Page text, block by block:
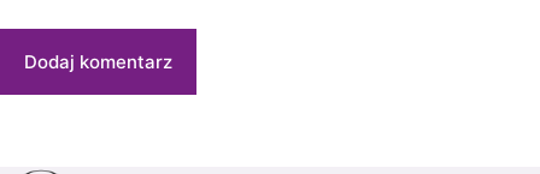
Dodaj komentarz